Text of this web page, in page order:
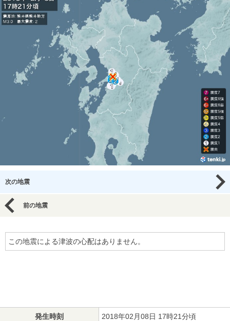
次の地震
前の地震
この地震による津波の心配はありません。
発生時刻 2018年02月08日 17時21分頃